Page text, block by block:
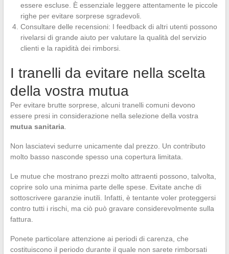
essere escluse. È essenziale leggere attentamente le piccole
righe per evitare sorprese sgradevoli.
Consultare delle recensioni: I feedback di altri utenti possono
rivelarsi di grande aiuto per valutare la qualità del servizio
clienti e la rapidità dei rimborsi.
I tranelli da evitare nella scelta
della vostra mutua
Per evitare brutte sorprese, alcuni tranelli comuni devono
essere presi in considerazione nella selezione della vostra
mutua sanitaria.
Non lasciatevi sedurre unicamente dal prezzo. Un contributo
molto basso nasconde spesso una copertura limitata.
Le mutue che mostrano prezzi molto attraenti possono, talvolta,
coprire solo una minima parte delle spese. Evitate anche di
sottoscrivere garanzie inutili. Infatti, è tentante voler proteggersi
contro tutti i rischi, ma ciò può gravare considerevolmente sulla
fattura.
Ponete particolare attenzione ai periodi di carenza, che
costituiscono il periodo durante il quale non sarete rimborsati